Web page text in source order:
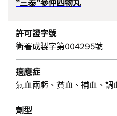
”三泰”參仲四物丸
許可證字號
衛署成製字第004295號
適應症
氣血兩虧、貧血、補血、調
劑型